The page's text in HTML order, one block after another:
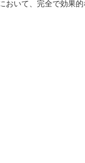
おいて、完全で効果